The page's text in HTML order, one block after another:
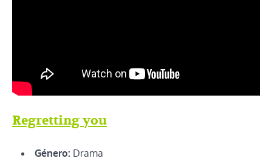
Regretting you
Género: Drama